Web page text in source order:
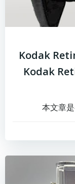
Kodak
Kodak
本文章